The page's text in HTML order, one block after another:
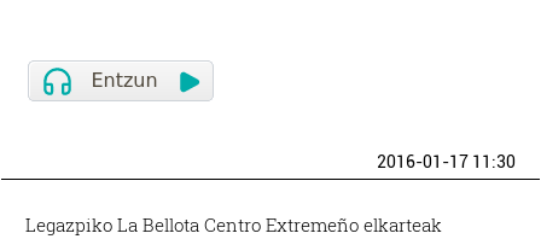
2016-01-17 11:30
Legazpiko La Bellota Centro Extremeño elkarteak